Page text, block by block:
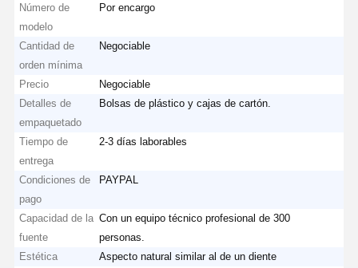
Número de
modelo
Por encargo
Cantidad de
orden mínima
Negociable
Precio
Negociable
Detalles de
empaquetado
Bolsas de plástico y cajas de cartón.
Tiempo de
entrega
2-3 días laborables
Condiciones de
pago
PAYPAL
Capacidad de la
fuente
Con un equipo técnico profesional de 300
personas.
Estética
Aspecto natural similar al de un diente